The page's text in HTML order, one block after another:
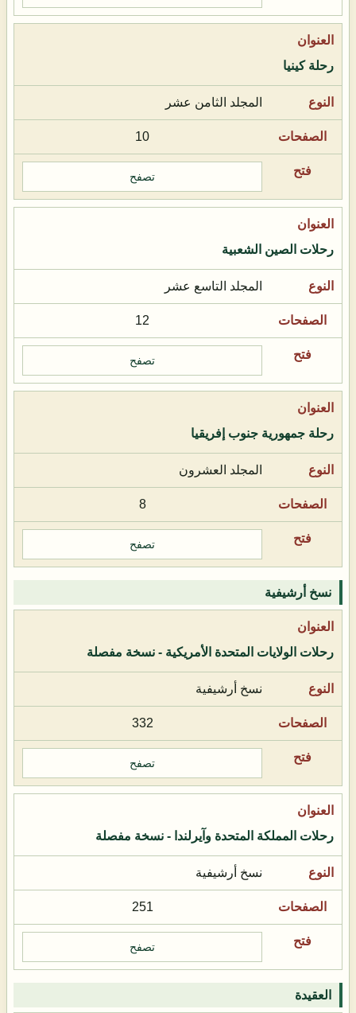
رحلة كينيا
المجلد الثامن عشر
10
تصفح
رحلات الصين الشعبية
المجلد التاسع عشر
12
تصفح
رحلة جمهورية جنوب إفريقيا
المجلد العشرون
8
تصفح
نسخ أرشيفية
رحلات الولايات المتحدة الأمريكية - نسخة مفصلة
نسخ أرشيفية
332
تصفح
رحلات المملكة المتحدة وآيرلندا - نسخة مفصلة
نسخ أرشيفية
251
تصفح
العقيدة